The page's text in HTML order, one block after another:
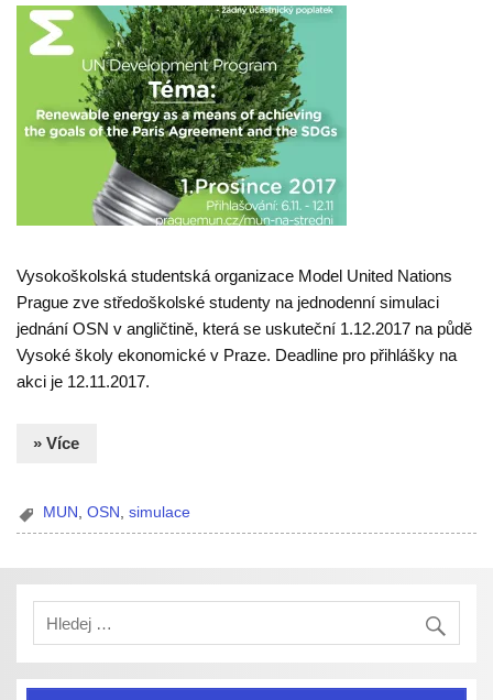
Vysokoškolská studentská organizace Model United Nations
Prague zve středoškolské studenty na jednodenní simulaci
jednání OSN v angličtině, která se uskuteční 1.12.2017 na půdě
Vysoké školy ekonomické v Praze. Deadline pro přihlášky na
akci je 12.11.2017.
» Více
MUN ,OSN ,simulace